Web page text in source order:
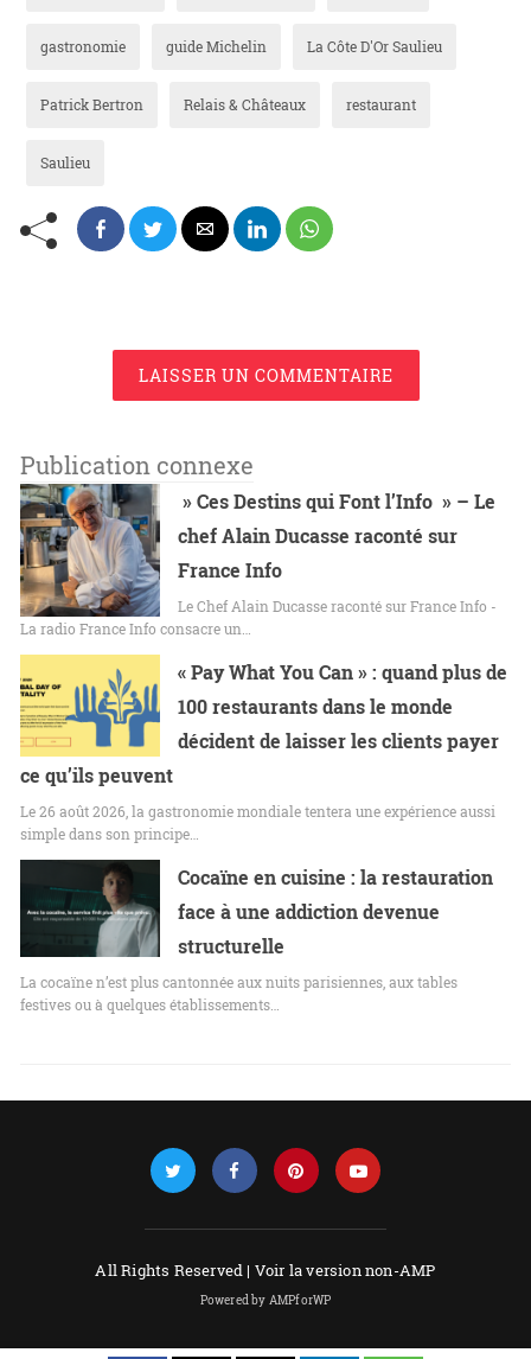
gastronomie guide Michelin La Côte D'Or Saulieu
Patrick Bertron Relais & Châteaux restaurant
Saulieu
LAISSER UN COMMENTAIRE
Publication connexe
» Ces Destins qui Font l’Info » – Le
chef Alain Ducasse raconté sur
France Info
Le Chef Alain Ducasse raconté sur France Info -
La radio France Info consacre un…
« Pay What You Can » : quand plus de
100 restaurants dans le monde
décident de laisser les clients payer
ce qu’ils peuvent
Le 26 août 2026, la gastronomie mondiale tentera une expérience aussi
simple dans son principe…
Cocaïne en cuisine : la restauration
face à une addiction devenue
structurelle
La cocaïne n’est plus cantonnée aux nuits parisiennes, aux tables
festives ou à quelques établissements…
All Rights Reserved | Voir la version non-AMP
Powered by AMPforWP